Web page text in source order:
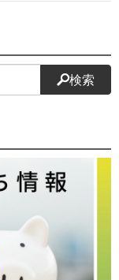
検索